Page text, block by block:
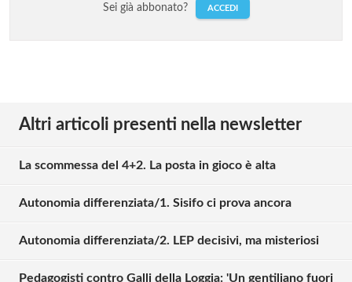
Sei già abbonato? ACCEDI
Altri articoli presenti nella newsletter
La scommessa del 4+2. La posta in gioco è alta
Autonomia differenziata/1. Sisifo ci prova ancora
Autonomia differenziata/2. LEP decisivi, ma misteriosi
Pedagogisti contro Galli della Loggia: 'Un gentiliano fuori